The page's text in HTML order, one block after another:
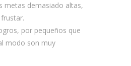
metas demasiado altas,
por pequeños que
modo son muy